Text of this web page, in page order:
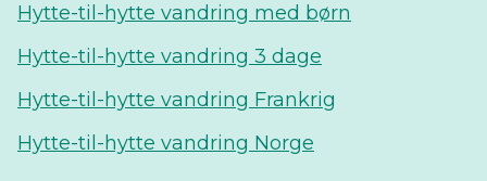
Hytte-til-hytte vandring med børn
Hytte-til-hytte vandring 3 dage
Hytte-til-hytte vandring Frankrig
Hytte-til-hytte vandring Norge